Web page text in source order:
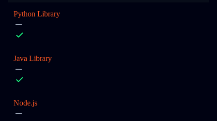
Python Library
Java Library
Node.js